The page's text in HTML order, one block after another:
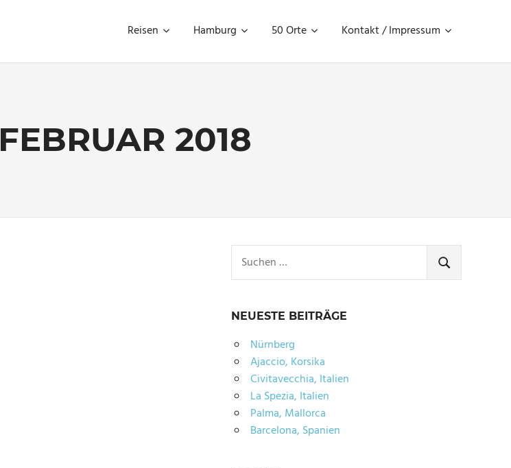
Reisen Hamburg 50 Orte Kontakt / Impressum
FEBRUAR 2018
nach:
SUCHEN
NEUESTE BEITRÄGE
Nürnberg
Ajaccio, Korsika
Civitavecchia, Italien
La Spezia, Italien
Palma, Mallorca
Barcelona, Spanien